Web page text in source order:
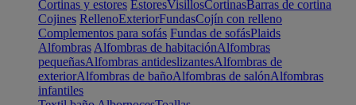
Cortinas y estores EstoresVisillosCortinasBarras de cortina
Cojines RellenoExteriorFundasCojín con relleno
Complementos para sofás Fundas de sofásPlaids
Alfombras Alfombras de habitaciónAlfombras
pequeñasAlfombras antideslizantesAlfombras de
exteriorAlfombras de bañoAlfombras de salónAlfombras
infantiles